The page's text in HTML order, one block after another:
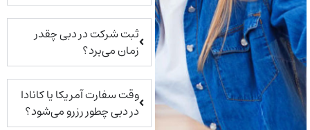
ثبت شرکت در دبی چقدر
زمان می‌برد؟
وقت سفارت آمریکا یا کانادا
در دبی چطور رزرو می‌شود؟